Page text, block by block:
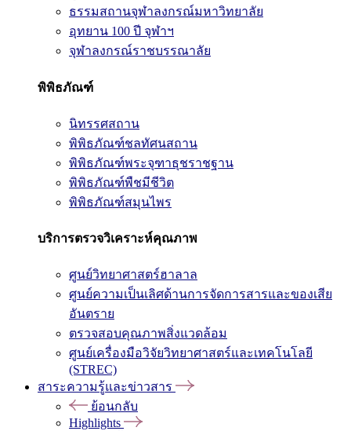
ธรรมสถานจุฬาลงกรณ์มหาวิทยาลัย
อุทยาน 100 ปี จุฬาฯ
จุฬาลงกรณ์ราชบรรณาลัย
พิพิธภัณฑ์
นิทรรศสถาน
พิพิธภัณฑ์ชลทัศนสถาน
พิพิธภัณฑ์พระจุฑาธุชราชฐาน
พิพิธภัณฑ์พืชมีชีวิต
พิพิธภัณฑ์สมุนไพร
บริการตรวจวิเคราะห์คุณภาพ
ศูนย์วิทยาศาสตร์ฮาลาล
ศูนย์ความเป็นเลิศด้านการจัดการสารและของเสีย
อันตราย
ตรวจสอบคุณภาพสิ่งแวดล้อม
ศูนย์เครื่องมือวิจัยวิทยาศาสตร์และเทคโนโลยี
(STREC)
สาระความรู้และข่าวสาร
ย้อนกลับ
Highlights